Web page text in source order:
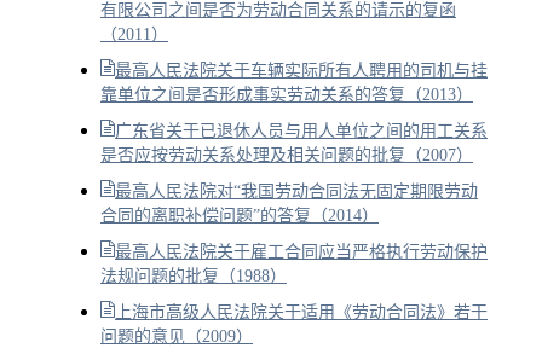
有限公司之间是否为劳动合同关系的请示的复函
（2011）
最高人民法院关于车辆实际所有人聘用的司机与挂
靠单位之间是否形成事实劳动关系的答复（2013）
广东省关于已退休人员与用人单位之间的用工关系
是否应按劳动关系处理及相关问题的批复（2007）
最高人民法院对“我国劳动合同法无固定期限劳动
合同的离职补偿问题”的答复（2014）
最高人民法院关于雇工合同应当严格执行劳动保护
法规问题的批复（1988）
上海市高级人民法院关于适用《劳动合同法》若干
问题的意见（2009）